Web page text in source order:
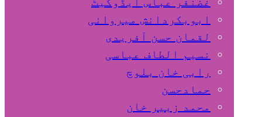
ابوبکردانش میروانی
لقمان حسن آفریدی
نسیم الطاف عباسی
رابی خان بلوچ
حمادحسن
محمد زبیر خان